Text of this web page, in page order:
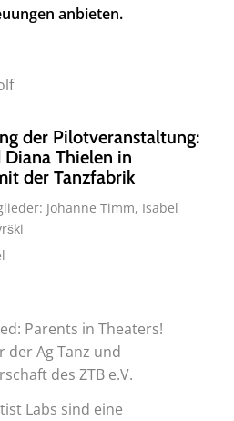
anbieten.
der Pilotveranstaltung:
Thielen in
der Tanzfabrik
Johanne Timm, Isabel
Parents in Theaters!
der Ag Tanz und
des ZTB e.V.
Labs sind eine